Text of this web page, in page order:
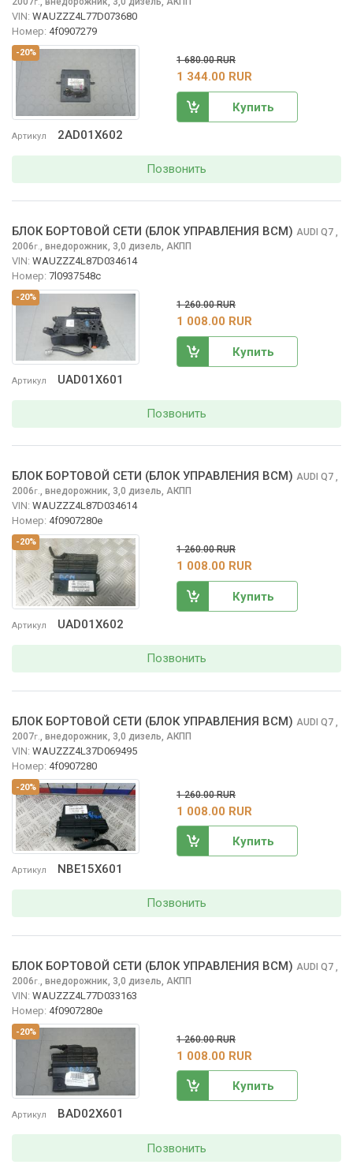
-20%
Артикул 2AD01X602
г.
VIN: WAUZZZ4L77D073680
Номер: 4f0907279
1 680.00 RUR
1 344.00 RUR
Купить
Позвонить
-20%
Артикул UAD01X601
БЛОК БОРТОВОЙ СЕТИ (БЛОК УПРАВЛЕНИЯ BCM) AUDI Q7 ,
2006г., внедорожник, 3,0 дизель, АКПП
VIN: WAUZZZ4L87D034614
Номер: 7l0937548c
1 260.00 RUR
1 008.00 RUR
Купить
Позвонить
-20%
Артикул UAD01X602
БЛОК БОРТОВОЙ СЕТИ (БЛОК УПРАВЛЕНИЯ BCM) AUDI Q7 ,
2006г., внедорожник, 3,0 дизель, АКПП
VIN: WAUZZZ4L87D034614
Номер: 4f0907280e
1 260.00 RUR
1 008.00 RUR
Купить
Позвонить
-20%
Артикул NBE15X601
БЛОК БОРТОВОЙ СЕТИ (БЛОК УПРАВЛЕНИЯ BCM) AUDI Q7
2007г. внедорожник, 3,0 дизель, АКПП
VIN: WAUZZZ4L37D069495
Номер: 4f0907280
1 260.00 RUR
1 008.00 RUR
Купить
Позвонить
-20%
Артикул BAD02X601
БЛОК БОРТОВОЙ СЕТИ (БЛОК УПРАВЛЕНИЯ BCM) AUDI Q7
2006г. внедорожник, 3,0 дизель, АКПП
VIN: WAUZZZ4L77D033163
Номер: 4f0907280e
1 260.00 RUR
1 008.00 RUR
Купить
Позвонить